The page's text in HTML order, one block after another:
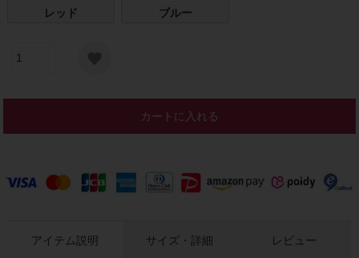
レッド ブルー
カートに入れる
アイテム説明 サイズ・詳細 レビュー